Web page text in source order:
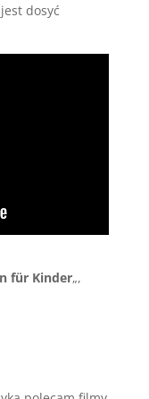
dosyć
für Kinder„,